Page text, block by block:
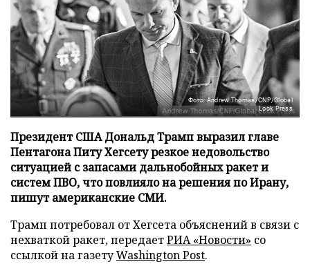
Фото: Andrew Thomas/CNP/Global
Look Press
Президент США Дональд Трамп выразил главе
Пентагона Питу Хегсету резкое недовольство
ситуацией с запасами дальнобойных ракет и
систем ПВО, что повлияло на решения по Ирану,
пишут американские СМИ.
Трамп потребовал от Хегсета объяснений в связи с
нехваткой ракет, передаетРИА «Новости» со
ссылкой на газетуWashington Post.